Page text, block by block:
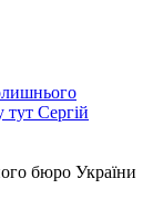
тут Сергій
бюро України